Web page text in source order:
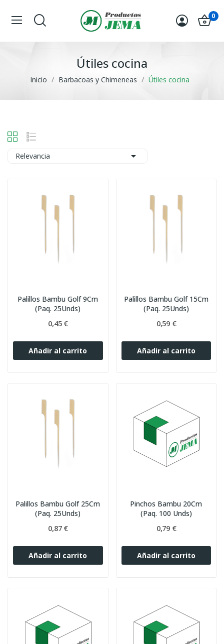
0
Útiles cocina
Inicio Barbacoas y Chimeneas Útiles cocina
Relevancia 
Palillos Bambu Golf 9Cm
(Paq. 25Unds)
0,45 €
Añadir al carrito
Palillos Bambu Golf 15Cm
(Paq. 25Unds)
0,59 €
Añadir al carrito
Palillos Bambu Golf 25Cm
(Paq. 25Unds)
0,87 €
Añadir al carrito
Pinchos Bambu 20Cm
(Paq. 100 Unds)
0,79 €
Añadir al carrito